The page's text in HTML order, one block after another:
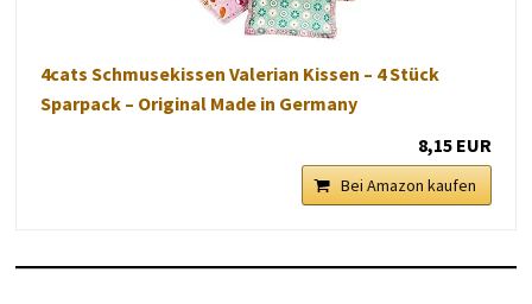
4cats Schmusekissen Valerian Kissen – 4 Stück
Sparpack – Original Made in Germany
8,15 EUR
Bei Amazon kaufen